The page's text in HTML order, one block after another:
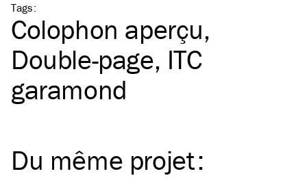
Tags:
Colophon aperçu
Double-page ITC
garamond
Du même projet: